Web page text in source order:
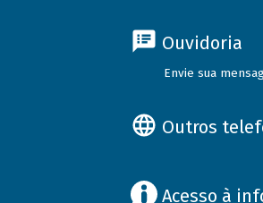
Ouvidoria
Envie sua
Outros
Acesso à